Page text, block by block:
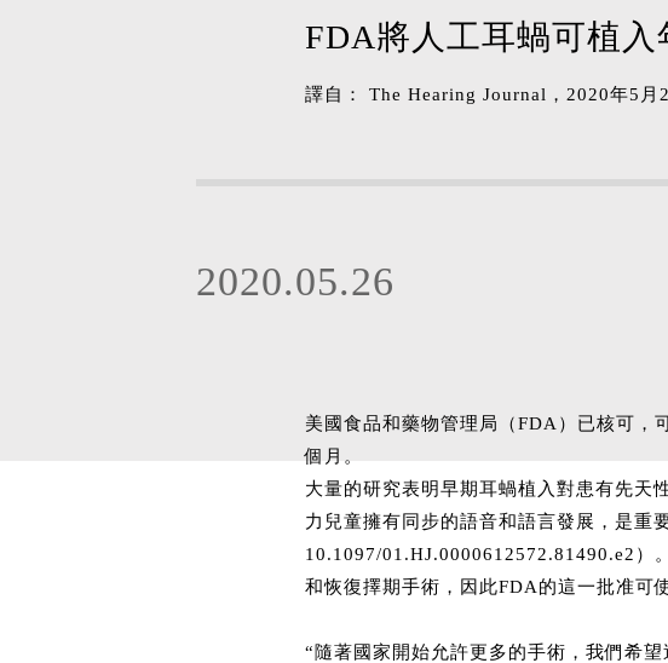
FDA將人工耳蝸可植入
譯自： The Hearing Journal，2020年5月
2020.05.26
美國食品和藥物管理局（FDA）已核可，
個月。
大量的研究表明早期耳蝸植入對患有先天
力兒童擁有同步的語音和語言發展，是
10.1097/01.HJ.0000612572.81490.e2）
和恢復擇期手術，因此FDA的這一批准可
“隨著國家開始允許更多的手術，我們希